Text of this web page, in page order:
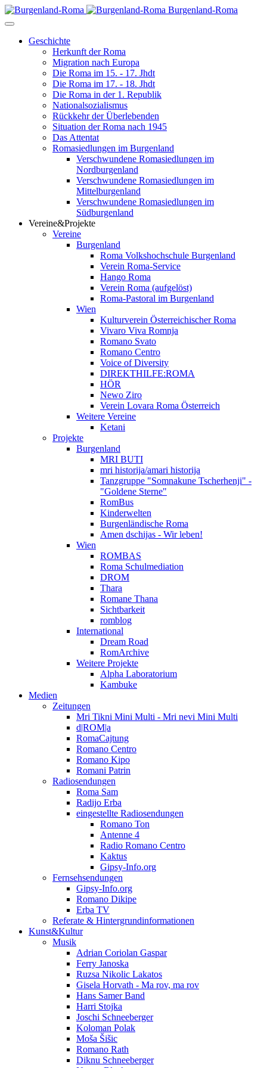
Burgenland-Roma
Geschichte
Herkunft der Roma
Migration nach Europa
Die Roma im 15. - 17. Jhdt
Die Roma im 17. - 18. Jhdt
Die Roma in der 1. Republik
Nationalsozialismus
Rückkehr der Überlebenden
Situation der Roma nach 1945
Das Attentat
Romasiedlungen im Burgenland
Verschwundene Romasiedlungen im
Nordburgenland
Verschwundene Romasiedlungen im
Mittelburgenland
Verschwundene Romasiedlungen im
Südburgenland
Vereine&Projekte
Vereine
Burgenland
Roma Volkshochschule Burgenland
Verein Roma-Service
Hango Roma
Verein Roma (aufgelöst)
Roma-Pastoral im Burgenland
Wien
Kulturverein Österreichischer Roma
Vivaro Viva Romnja
Romano Svato
Romano Centro
Voice of Diversity
DIREKTHILFE:ROMA
HÖR
Newo Ziro
Verein Lovara Roma Österreich
Weitere Vereine
Ketani
Projekte
Burgenland
MRI BUTI
mri historija/amari historija
Tanzgruppe "Somnakune Tscherhenji" -
"Goldene Sterne"
RomBus
Kinderwelten
Burgenländische Roma
Amen dschijas - Wir leben!
Wien
ROMBAS
Roma Schulmediation
DROM
Thara
Romane Thana
Sichtbarkeit
romblog
International
Dream Road
RomArchive
Weitere Projekte
Alpha Laboratorium
Kambuke
Medien
Zeitungen
Mri Tikni Mini Multi - Mri nevi Mini Multi
d|ROM|a
RomaCajtung
Romano Centro
Romano Kipo
Romani Patrin
Radiosendungen
Roma Sam
Radijo Erba
eingestellte Radiosendungen
Romano Ton
Antenne 4
Radio Romano Centro
Kaktus
Gipsy-Info.org
Fernsehsendungen
Gipsy-Info.org
Romano Dikipe
Erba TV
Referate & Hintergrundinformationen
Kunst&Kultur
Musik
Adrian Coriolan Gaspar
Ferry Janoska
Ruzsa Nikolic Lakatos
Gisela Horvath - Ma rov, ma rov
Hans Samer Band
Harri Stojka
Joschi Schneeberger
Koloman Polak
Moša Šišic
Romano Rath
Diknu Schneeberger